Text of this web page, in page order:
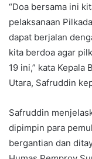
“Doa bersama ini
pelaksanaan
dapat berjalan
kita berdoa agar
19 ini,” kata Kepala
Utara, Safruddin
Safruddin
dipimpin para
bergantian dan